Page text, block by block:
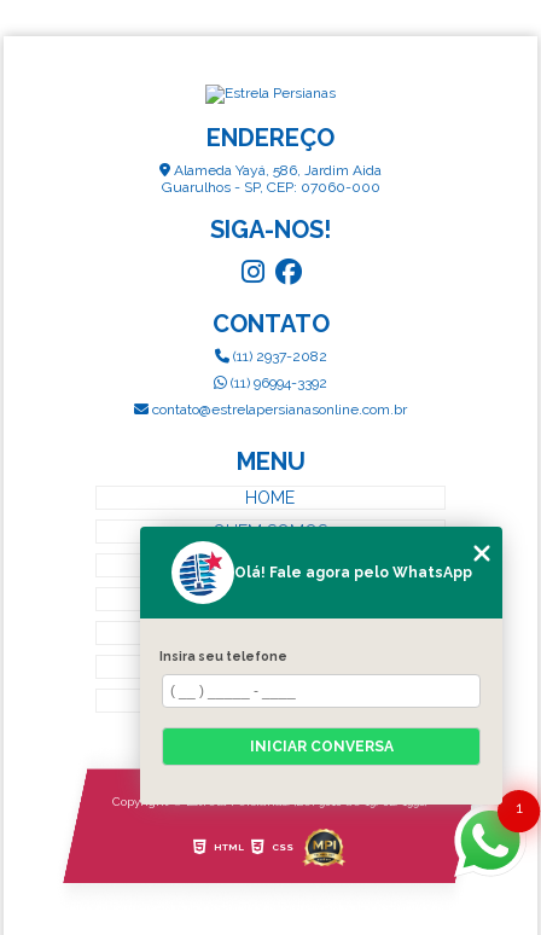
ENDEREÇO
Alameda Yayá, 586, Jardim Aida
Guarulhos - SP, CEP: 07060-000
SIGA-NOS!
CONTATO
(11) 2937-2082
(11) 96994-3392
contato@estrelapersianasonline.com.br
MENU
HOME
QUEM SOMOS
SERVIÇOS
CATEGORIAS
MAPA DO SITE
Copyright © Estrela Persianas. (Lei 9610 de 19/02/1998)
HTML CSS
1
Olá! Fale agora pelo WhatsApp
Insira seu telefone
INICIAR CONVERSA